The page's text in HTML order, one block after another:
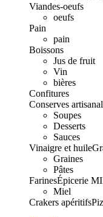
Viandes-oeufs
oeufs
Pain
pain
Boissons
Jus de fruit
Vin
bières
Confitures
Conserves
Soupes
Desserts
Sauces
Vinaigre et huile
Graines
Pâtes
FarinesÉpicerie
Miel
Crakers apéritifs